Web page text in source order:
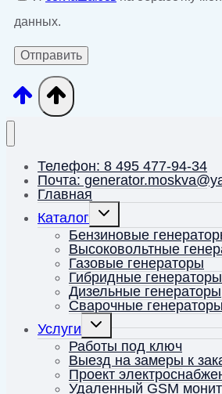
данных.
Телефон: 8 495 477-94-34
Почта:
Главная
Каталог
Переключить
дочернее
меню
Бензиновые
Высоковольтные
Газовые генераторы
Гибридные генераторы
Дизельные генераторы
Сварочные
Услуги
Переключить
дочернее
меню
Работы под ключ
Выезд на замеры к
Проект
Удаленный GSM